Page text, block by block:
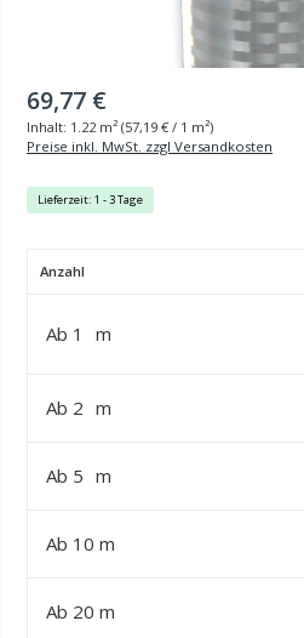
69,77 €
Inhalt: 1.22 m² (57,19 € / 1 m²)
Preise inkl. MwSt. zzgl Versandkosten
Lieferzeit: 1 - 3 Tage
Anzahl
Ab 1 m
Ab 2 m
Ab 5 m
Ab 10 m
Ab 20 m